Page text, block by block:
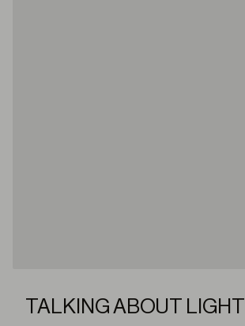
TALKING ABOUT LIGHT